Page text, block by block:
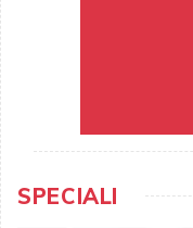
SPECIALI